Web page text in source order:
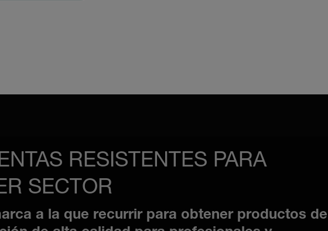
RESISTENTES PARA
SECTOR
a la que recurrir para obtener productos de